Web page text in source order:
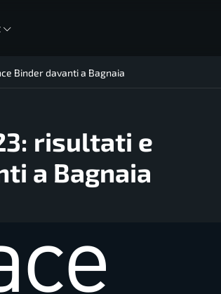
Binder davanti a Bagnaia
risultati e
a Bagnaia